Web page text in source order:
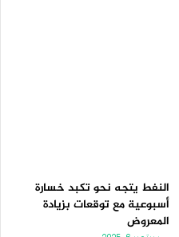
النفط يتجه نحو تكبد خسارة
أسبوعية مع توقعات بزيادة
المعروض